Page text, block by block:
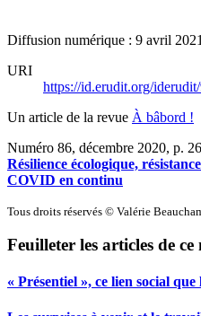
Diffusion numérique : 9 avril 2021
URI
https://id.erudit.org/
Un article de la revue À bâbord !
Numéro 86, décembre 2020, p.
Résilience écologique,
COVID en continu
Tous droits réservés © Valérie
Feuilleter les articles de ce
« Présentiel », ce lien social